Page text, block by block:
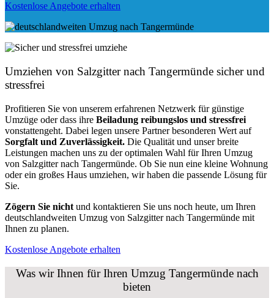
Kostenlose Angebote erhalten
Umziehen von Salzgitter nach Tangermünde sicher und
stressfrei
Profitieren Sie von unserem erfahrenen Netzwerk für günstige
Umzüge oder dass ihre Beiladung reibungslos und stressfrei
vonstattengeht. Dabei legen unsere Partner besonderen Wert auf
Sorgfalt und Zuverlässigkeit. Die Qualität und unser breite
Leistungen machen uns zu der optimalen Wahl für Ihren Umzug
von Salzgitter nach Tangermünde. Ob Sie nun eine kleine Wohnung
oder ein großes Haus umziehen, wir haben die passende Lösung für
Sie.
Zögern Sie nicht und kontaktieren Sie uns noch heute, um Ihren
deutschlandweiten Umzug von Salzgitter nach Tangermünde mit
Ihnen zu planen.
Kostenlose Angebote erhalten
Was wir Ihnen für Ihren Umzug Tangermünde nach
bieten